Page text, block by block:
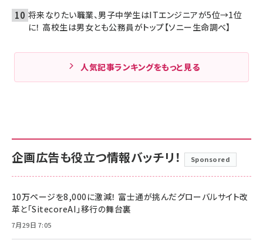
将来なりたい職業、男子中学生はITエンジニアが5位→1位
に！ 高校生は男女とも公務員がトップ【ソニー生命調べ】
人気記事ランキングをもっと見る
企画広告も役立つ情報バッチリ！ Sponsored
10万ページを8,000に激減！ 富士通が挑んだグローバルサイト改
革と「SitecoreAI」移行の舞台裏
7月29日 7:05